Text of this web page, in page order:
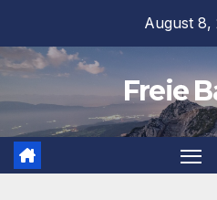
springen
August 8,
Freie